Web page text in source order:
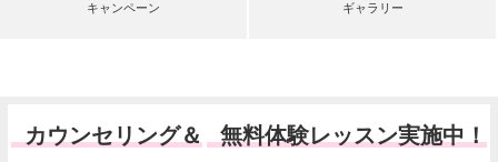
キャンペーン ギャラリー
カウンセリング＆ 無料体験レッスン実施中！